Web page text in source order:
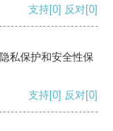
支持[0] 反对[0]
私保护和安全性保
支持[0] 反对[0]